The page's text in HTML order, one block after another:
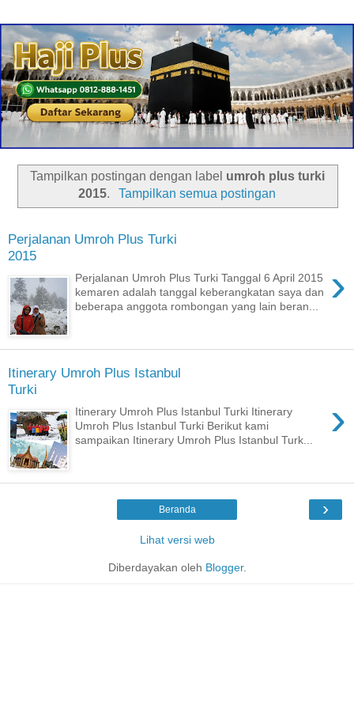
Tampilkan postingan dengan label umroh plus turki
2015. Tampilkan semua postingan
Perjalanan Umroh Plus Turki
2015
›
Perjalanan Umroh Plus Turki Tanggal 6 April 2015
kemaren adalah tanggal keberangkatan saya dan
beberapa anggota rombongan yang lain beran...
Itinerary Umroh Plus Istanbul
Turki
›
Itinerary Umroh Plus Istanbul Turki Itinerary
Umroh Plus Istanbul Turki Berikut kami
sampaikan Itinerary Umroh Plus Istanbul Turk...
›
Beranda
Lihat versi web
Diberdayakan oleh Blogger.